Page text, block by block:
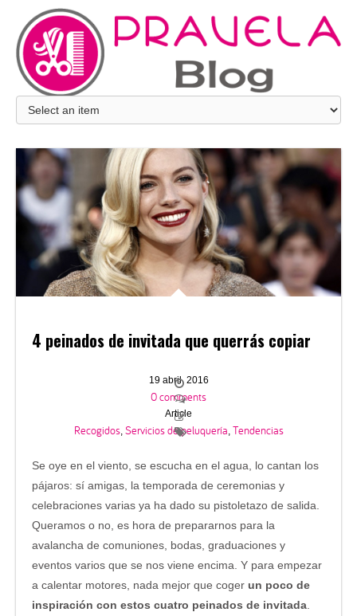
4 peinados de invitada que querrás copiar
19 abril, 2016
0 comments
Article
Recogidos, Servicios de peluquería, Tendencias
Se oye en el viento, se escucha en el agua, lo cantan los
pájaros: sí amigas, la temporada de ceremonias y
celebraciones varias ya ha dado su pistoletazo de salida.
Queramos o no, es hora de prepararnos para la
avalancha de comuniones, bodas, graduaciones y
eventos varios que se nos viene encima. Y para empezar
a calentar motores, nada mejor que coger un poco de
inspiración con estos cuatro peinados de invitada.